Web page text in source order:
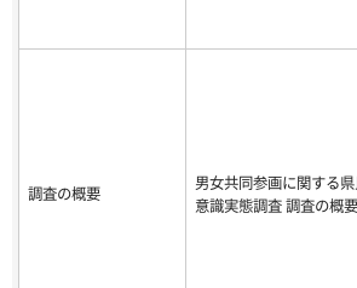
調査の概要
男女共同参画に関する
意識実態調査 調査の概要